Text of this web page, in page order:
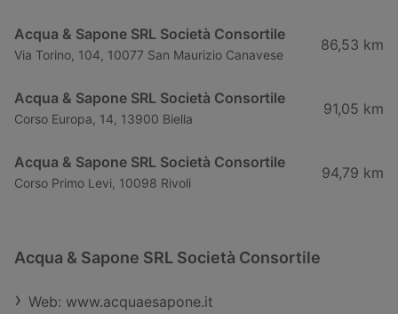
Acqua & Sapone SRL Società Consortile
Via Torino, 104, 10077 San Maurizio Canavese
86,53 km
Acqua & Sapone SRL Società Consortile
Corso Europa, 14, 13900 Biella
91,05 km
Acqua & Sapone SRL Società Consortile
Corso Primo Levi, 10098 Rivoli
94,79 km
Acqua & Sapone SRL Società Consortile
Web: www.acquaesapone.it